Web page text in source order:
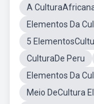
A
Elementos Da
5
CulturaDe Peru
Elementos Da
Meio DeCultura